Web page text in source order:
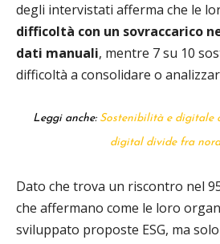
degli intervistati afferma che le
difficoltà con un sovraccarico
dati manuali, mentre 7 su 10
difficoltà a consolidare o
Leggi anche:Sostenibilità e digitale
digital divide fra
Dato che trova un riscontro nel
che affermano come le loro
sviluppato proposte ESG, ma